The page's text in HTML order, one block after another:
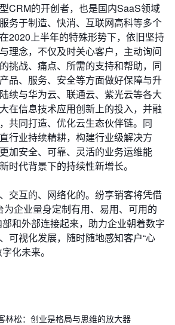
CRM的开创者，也是国内SaaS领域
务于制造、快消、互联网高科等多个
2020上半年的特殊形势下，依旧坚持
理念，不仅及时关心客户，主动询问
挑战、痛点、所需的支持和帮助，同
品、服务、安全等方面做好保障与升
续与华为云、联通云、紫光云等各大
在信息技术应用创新上的投入，并融
共同打造、优化云生态伙伴链。同
行业持续精耕，构建行业级解决方
加安全、可靠、灵活的业务运维能
时代背景下的持续性新增长。
交互的、网络化的。纷享销客将凭借
企业量身定制有用、易用、可用的
和外部连接起来，助力企业朝着数字
可视化发展，随时随地感知客户“心
化未来。
林松：创业是格局与思维的放大器